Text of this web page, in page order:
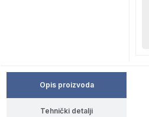
Opis proizvoda
Tehnički detalji